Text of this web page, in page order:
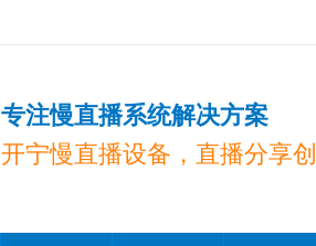
专注慢直播系统解决方案
开宁慢直播设备，直播分享